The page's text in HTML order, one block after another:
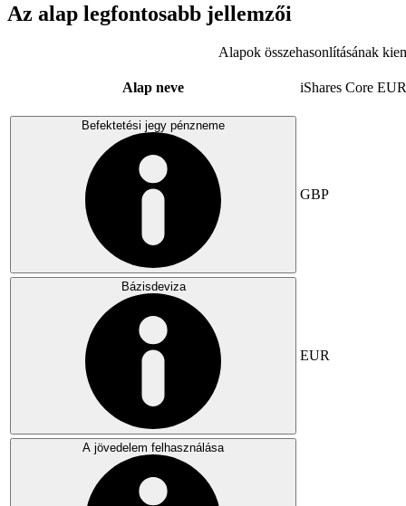
Az alap legfontosabb jellemzői
Alapok összehasonlításának
Alap neve iShares Core
Befektetési jegy pénzneme
GBP
Bázisdeviza
EUR
A jövedelem felhasználása